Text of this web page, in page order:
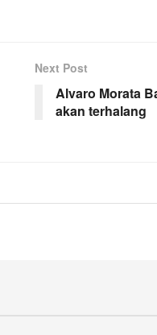
Next Post
Alvaro Morata
akan terhalang